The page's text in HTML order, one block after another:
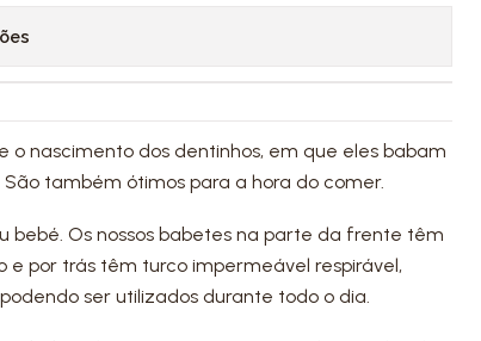
o nascimento dos dentinhos, em que eles babam
também ótimos para a hora do comer.
bebé. Os nossos babetes na parte da frente têm
e por trás têm turco impermeável respirável,
ser utilizados durante todo o dia.